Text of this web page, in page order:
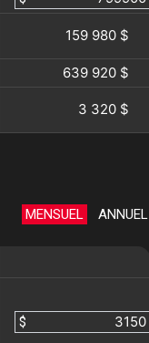
159 980 $
639 920 $
3 320 $
MENSUEL ANNUEL
$